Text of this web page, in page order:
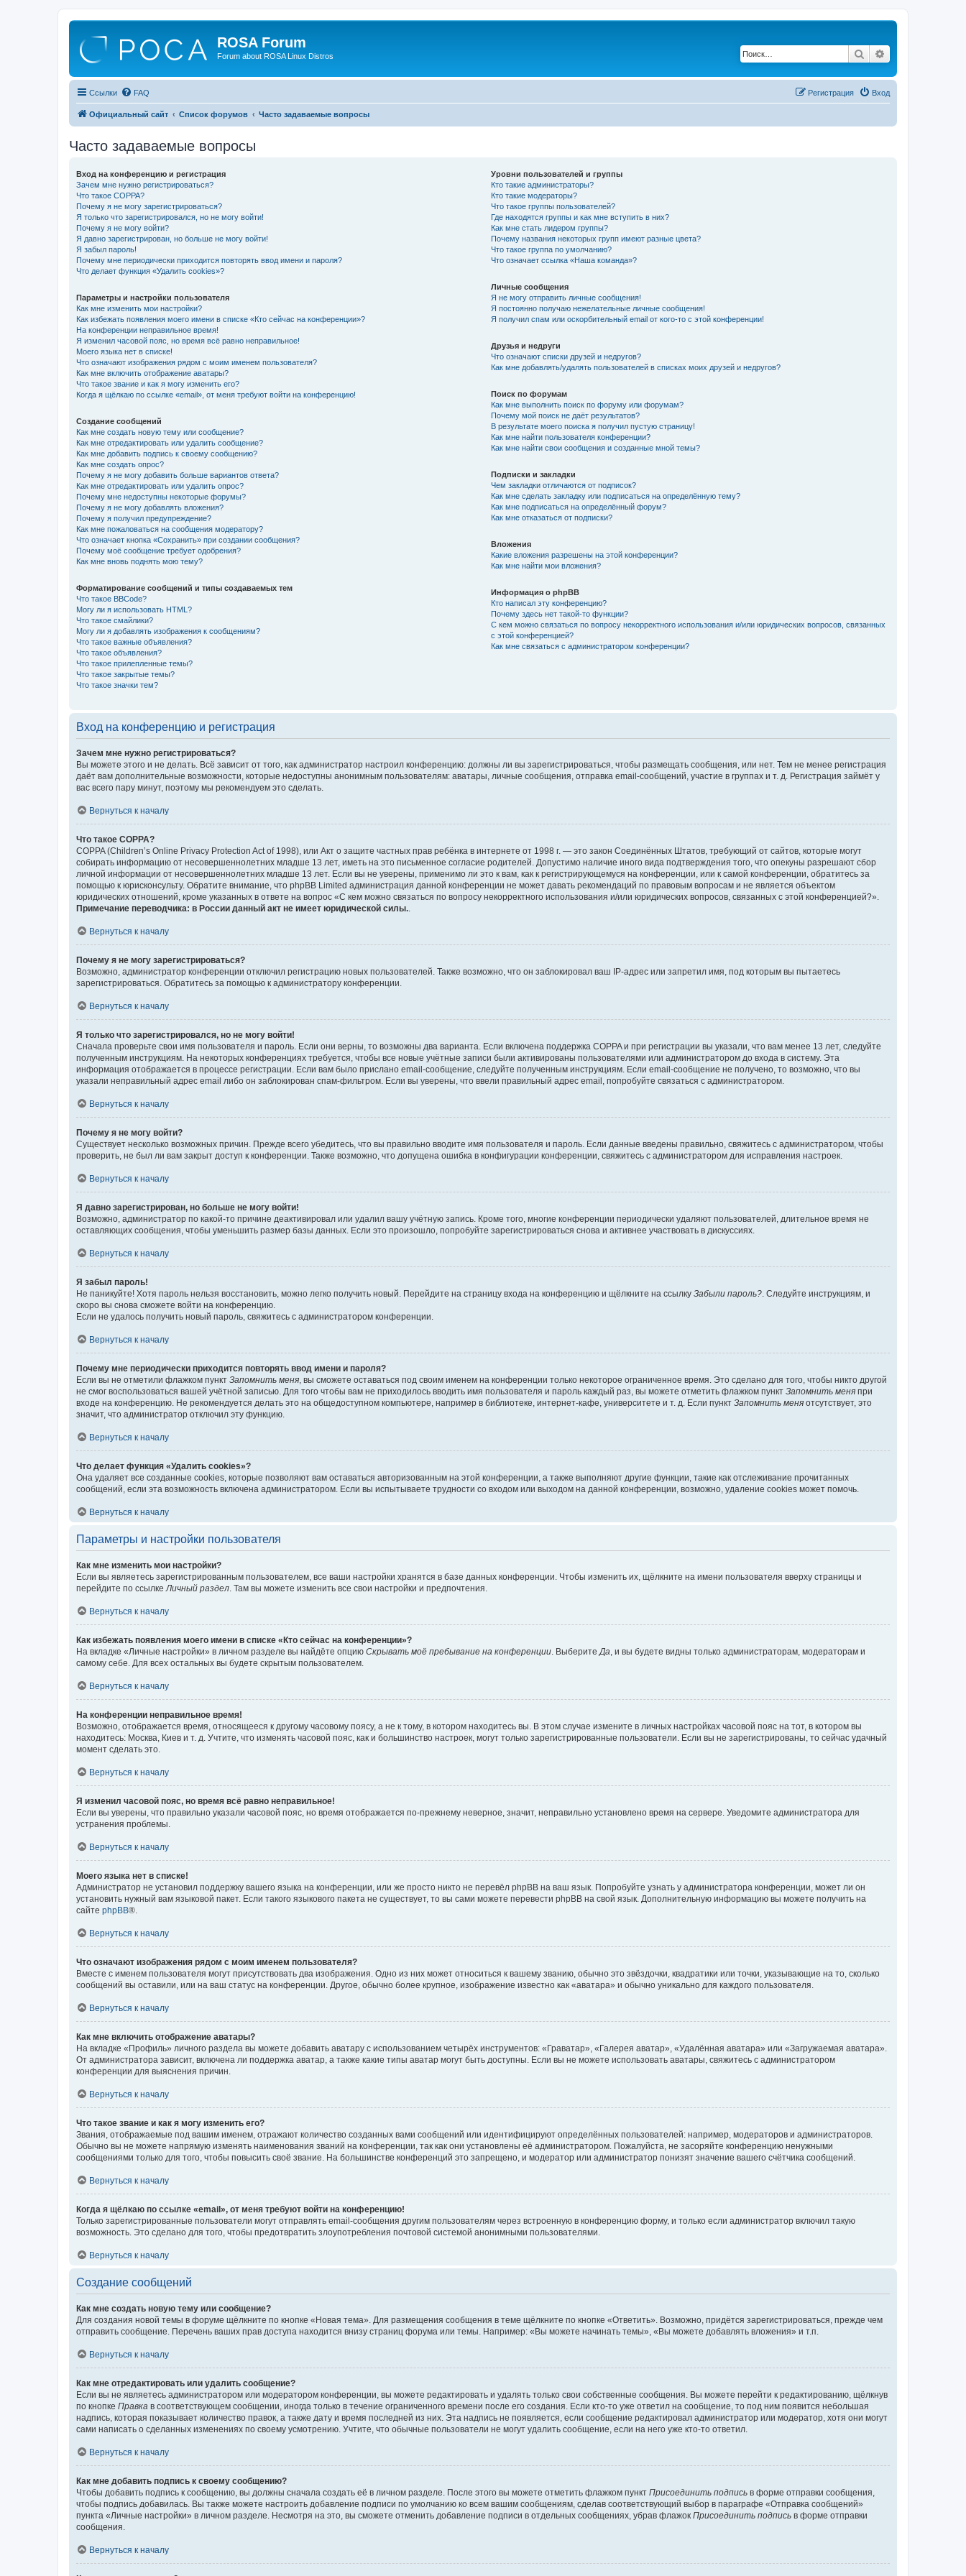
ROSA Forum
Forum about ROSA Linux Distros Поиск
Ссылки FAQ Вход
Регистрация
Официальный сайт Список форумов Часто задаваемые вопросы
Часто задаваемые вопросы
Вход на конференцию и регистрация
Зачем мне нужно регистрироваться?
Что такое COPPA?
Почему я не могу зарегистрироваться?
Я только что зарегистрировался, но не могу войти!
Почему я не могу войти?
Я давно зарегистрирован, но больше не могу войти!
Я забыл пароль!
Почему мне периодически приходится повторять ввод имени и пароля?
Что делает функция «Удалить cookies»?
Параметры и настройки пользователя
Как мне изменить мои настройки?
Как избежать появления моего имени в списке «Кто сейчас на конференции»?
На конференции неправильное время!
Я изменил часовой пояс, но время всё равно неправильное!
Моего языка нет в списке!
Что означают изображения рядом с моим именем пользователя?
Как мне включить отображение аватары?
Что такое звание и как я могу изменить его?
Когда я щёлкаю по ссылке «email», от меня требуют войти на конференцию!
Создание сообщений
Как мне создать новую тему или сообщение?
Как мне отредактировать или удалить сообщение?
Как мне добавить подпись к своему сообщению?
Как мне создать опрос?
Почему я не могу добавить больше вариантов ответа?
Как мне отредактировать или удалить опрос?
Почему мне недоступны некоторые форумы?
Почему я не могу добавлять вложения?
Почему я получил предупреждение?
Как мне пожаловаться на сообщения модератору?
Что означает кнопка «Сохранить» при создании сообщения?
Почему моё сообщение требует одобрения?
Как мне вновь поднять мою тему?
Форматирование сообщений и типы создаваемых тем
Что такое BBCode?
Могу ли я использовать HTML?
Что такое смайлики?
Могу ли я добавлять изображения к сообщениям?
Что такое важные объявления?
Что такое объявления?
Что такое прилепленные темы?
Что такое закрытые темы?
Что такое значки тем?
Уровни пользователей и группы
Кто такие администраторы?
Кто такие модераторы?
Что такое группы пользователей?
Где находятся группы и как мне вступить в них?
Как мне стать лидером группы?
Почему названия некоторых групп имеют разные цвета?
Что такое группа по умолчанию?
Что означает ссылка «Наша команда»?
Личные сообщения
Я не могу отправить личные сообщения!
Я постоянно получаю нежелательные личные сообщения!
Я получил спам или оскорбительный email от кого-то с этой конференции!
Друзья и недруги
Что означают списки друзей и недругов?
Как мне добавлять/удалять пользователей в списках моих друзей и недругов?
Поиск по форумам
Как мне выполнить поиск по форуму или форумам?
Почему мой поиск не даёт результатов?
В результате моего поиска я получил пустую страницу!
Как мне найти пользователя конференции?
Как мне найти свои сообщения и созданные мной темы?
Подписки и закладки
Чем закладки отличаются от подписок?
Как мне сделать закладку или подписаться на определённую тему?
Как мне подписаться на определённый форум?
Как мне отказаться от подписки?
Вложения
Какие вложения разрешены на этой конференции?
Как мне найти мои вложения?
Информация о phpBB
Кто написал эту конференцию?
Почему здесь нет такой-то функции?
С кем можно связаться по вопросу некорректного использования и/или юридических вопросов, связанных
с этой конференцией?
Как мне связаться с администратором конференции?
Вход на конференцию и регистрация
Зачем мне нужно регистрироваться?
Вы можете этого и не делать. Всё зависит от того, как администратор настроил конференцию: должны ли вы зарегистрироваться, чтобы размещать сообщения, или нет. Тем не менее регистрация
даёт вам дополнительные возможности, которые недоступны анонимным пользователям: аватары, личные сообщения, отправка email-сообщений, участие в группах и т. д. Регистрация займёт у
вас всего пару минут, поэтому мы рекомендуем это сделать.
Вернуться к началу
Что такое COPPA?
COPPA (Children’s Online Privacy Protection Act of 1998), или Акт о защите частных прав ребёнка в интернете от 1998 г. — это закон Соединённых Штатов, требующий от сайтов, которые могут
собирать информацию от несовершеннолетних младше 13 лет, иметь на это письменное согласие родителей. Допустимо наличие иного вида подтверждения того, что опекуны разрешают сбор
личной информации от несовершеннолетних младше 13 лет. Если вы не уверены, применимо ли это к вам, как к регистрирующемуся на конференции, или к самой конференции, обратитесь за
помощью к юрисконсульту. Обратите внимание, что phpBB Limited администрация данной конференции не может давать рекомендаций по правовым вопросам и не является объектом
юридических отношений, кроме указанных в ответе на вопрос «С кем можно связаться по вопросу некорректного использования и/или юридических вопросов, связанных с этой конференцией?».
Примечание переводчика: в России данный акт не имеет юридической силы.
Вернуться к началу
Почему я не могу зарегистрироваться?
Возможно, администратор конференции отключил регистрацию новых пользователей. Также возможно, что он заблокировал ваш IP-адрес или запретил имя, под которым вы пытаетесь
зарегистрироваться. Обратитесь за помощью к администратору конференции.
Вернуться к началу
Я только что зарегистрировался, но не могу войти!
Сначала проверьте свои имя пользователя и пароль. Если они верны, то возможны два варианта. Если включена поддержка COPPA и при регистрации вы указали, что вам менее 13 лет, следуйте
полученным инструкциям. На некоторых конференциях требуется, чтобы все новые учётные записи были активированы пользователями или администратором до входа в систему. Эта
информация отображается в процессе регистрации. Если вам было прислано email-сообщение, следуйте полученным инструкциям. Если email-сообщение не получено, то возможно, что вы
указали неправильный адрес email либо он заблокирован спам-фильтром. Если вы уверены, что ввели правильный адрес email, попробуйте связаться с администратором.
Вернуться к началу
Почему я не могу войти?
Существует несколько возможных причин. Прежде всего убедитесь, что вы правильно вводите имя пользователя и пароль. Если данные введены правильно, свяжитесь с администратором, чтобы
проверить, не был ли вам закрыт доступ к конференции. Также возможно, что допущена ошибка в конфигурации конференции, свяжитесь с администратором для исправления настроек.
Вернуться к началу
Я давно зарегистрирован, но больше не могу войти!
Возможно, администратор по какой-то причине деактивировал или удалил вашу учётную запись. Кроме того, многие конференции периодически удаляют пользователей, длительное время не
оставляющих сообщения, чтобы уменьшить размер базы данных. Если это произошло, попробуйте зарегистрироваться снова и активнее участвовать в дискуссиях.
Вернуться к началу
Я забыл пароль!
Не паникуйте! Хотя пароль нельзя восстановить, можно легко получить новый. Перейдите на страницу входа на конференцию и щёлкните на ссылку Забыли пароль? . Следуйте инструкциям, и
скоро вы снова сможете войти на конференцию.
Если не удалось получить новый пароль, свяжитесь с администратором конференции.
Вернуться к началу
Почему мне периодически приходится повторять ввод имени и пароля?
Если вы не отметили флажком пункт Запомнить меня , вы сможете оставаться под своим именем на конференции только некоторое ограниченное время. Это сделано для того, чтобы никто другой
не смог воспользоваться вашей учётной записью. Для того чтобы вам не приходилось вводить имя пользователя и пароль каждый раз, вы можете отметить флажком пункт Запомнить меня при
входе на конференцию. Не рекомендуется делать это на общедоступном компьютере, например в библиотеке, интернет-кафе, университете и т. д. Если пункт Запомнить меня отсутствует, это
значит, что администратор отключил эту функцию.
Вернуться к началу
Что делает функция «Удалить cookies»?
Она удаляет все созданные cookies, которые позволяют вам оставаться авторизованным на этой конференции, а также выполняют другие функции, такие как отслеживание прочитанных
сообщений, если эта возможность включена администратором. Если вы испытываете трудности со входом или выходом на данной конференции, возможно, удаление cookies может помочь.
Вернуться к началу
Параметры и настройки пользователя
Как мне изменить мои настройки?
Если вы являетесь зарегистрированным пользователем, все ваши настройки хранятся в базе данных конференции. Чтобы изменить их, щёлкните на имени пользователя вверху страницы и
перейдите по ссылке Личный раздел . Там вы можете изменить все свои настройки и предпочтения.
Вернуться к началу
Как избежать появления моего имени в списке «Кто сейчас на конференции»?
На вкладке «Личные настройки» в личном разделе вы найдёте опцию Скрывать моё пребывание на конференции . Выберите Да , и вы будете видны только администраторам, модераторам и
самому себе. Для всех остальных вы будете скрытым пользователем.
Вернуться к началу
На конференции неправильное время!
Возможно, отображается время, относящееся к другому часовому поясу, а не к тому, в котором находитесь вы. В этом случае измените в личных настройках часовой пояс на тот, в котором вы
находитесь: Москва, Киев и т. д. Учтите, что изменять часовой пояс, как и большинство настроек, могут только зарегистрированные пользователи. Если вы не зарегистрированы, то сейчас удачный
момент сделать это.
Вернуться к началу
Я изменил часовой пояс, но время всё равно неправильное!
Если вы уверены, что правильно указали часовой пояс, но время отображается по-прежнему неверное, значит, неправильно установлено время на сервере. Уведомите администратора для
устранения проблемы.
Вернуться к началу
Моего языка нет в списке!
Администратор не установил поддержку вашего языка на конференции, или же просто никто не перевёл phpBB на ваш язык. Попробуйте узнать у администратора конференции, может ли он
установить нужный вам языковой пакет. Если такого языкового пакета не существует, то вы сами можете перевести phpBB на свой язык. Дополнительную информацию вы можете получить на
сайте phpBB®.
Вернуться к началу
Что означают изображения рядом с моим именем пользователя?
Вместе с именем пользователя могут присутствовать два изображения. Одно из них может относиться к вашему званию, обычно это звёздочки, квадратики или точки, указывающие на то, сколько
сообщений вы оставили, или на ваш статус на конференции. Другое, обычно более крупное, изображение известно как «аватара» и обычно уникально для каждого пользователя.
Вернуться к началу
Как мне включить отображение аватары?
На вкладке «Профиль» личного раздела вы можете добавить аватару с использованием четырёх инструментов: «Граватар», «Галерея аватар», «Удалённая аватара» или «Загружаемая аватара».
От администратора зависит, включена ли поддержка аватар, а также какие типы аватар могут быть доступны. Если вы не можете использовать аватары, свяжитесь с администратором
конференции для выяснения причин.
Вернуться к началу
Что такое звание и как я могу изменить его?
Звания, отображаемые под вашим именем, отражают количество созданных вами сообщений или идентифицируют определённых пользователей: например, модераторов и администраторов.
Обычно вы не можете напрямую изменять наименования званий на конференции, так как они установлены её администратором. Пожалуйста, не засоряйте конференцию ненужными
сообщениями только для того, чтобы повысить своё звание. На большинстве конференций это запрещено, и модератор или администратор понизят значение вашего счётчика сообщений.
Вернуться к началу
Когда я щёлкаю по ссылке «email», от меня требуют войти на конференцию!
Только зарегистрированные пользователи могут отправлять email-сообщения другим пользователям через встроенную в конференцию форму, и только если администратор включил такую
возможность. Это сделано для того, чтобы предотвратить злоупотребления почтовой системой анонимными пользователями.
Вернуться к началу
Создание сообщений
Как мне создать новую тему или сообщение?
Для создания новой темы в форуме щёлкните по кнопке «Новая тема». Для размещения сообщения в теме щёлкните по кнопке «Ответить». Возможно, придётся зарегистрироваться, прежде чем
отправить сообщение. Перечень ваших прав доступа находится внизу страниц форума или темы. Например: «Вы можете начинать темы», «Вы можете добавлять вложения» и т.п.
Вернуться к началу
Как мне отредактировать или удалить сообщение?
Если вы не являетесь администратором или модератором конференции, вы можете редактировать и удалять только свои собственные сообщения. Вы можете перейти к редактированию, щёлкнув
по кнопке Правка в соответствующем сообщении, иногда только в течение ограниченного времени после его создания. Если кто-то уже ответил на сообщение, то под ним появится небольшая
надпись, которая показывает количество правок, а также дату и время последней из них. Эта надпись не появляется, если сообщение редактировал администратор или модератор, хотя они могут
сами написать о сделанных изменениях по своему усмотрению. Учтите, что обычные пользователи не могут удалить сообщение, если на него уже кто-то ответил.
Вернуться к началу
Как мне добавить подпись к своему сообщению?
Чтобы добавить подпись к сообщению, вы должны сначала создать её в личном разделе. После этого вы можете отметить флажком пункт Присоединить подпись в форме отправки сообщения,
чтобы подпись добавилась. Вы также можете настроить добавление подписи по умолчанию ко всем вашим сообщениям, сделав соответствующий выбор в параграфе «Отправка сообщений»
пункта «Личные настройки» в личном разделе. Несмотря на это, вы сможете отменить добавление подписи в отдельных сообщениях, убрав флажок Присоединить подпись в форме отправки
сообщения.
Вернуться к началу